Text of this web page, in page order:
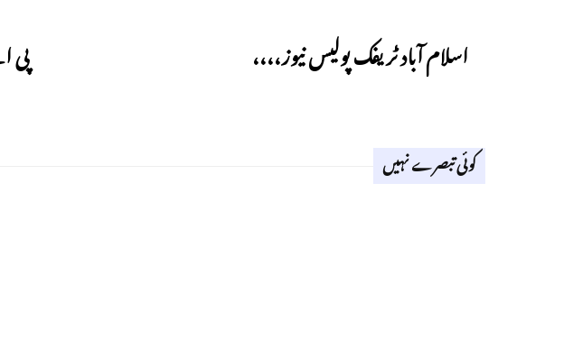
اسلام آباد ٹریفک پولیس نیوز،،،، پی
کوئی تبصرے نہیں